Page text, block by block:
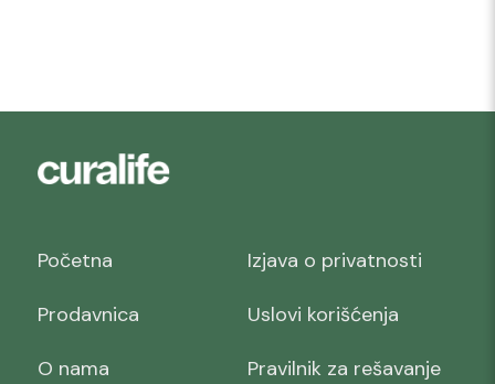
Početna
Prodavnica
O nama
Izjava o privatnosti
Uslovi korišćenja
Pravilnik za rešavanje